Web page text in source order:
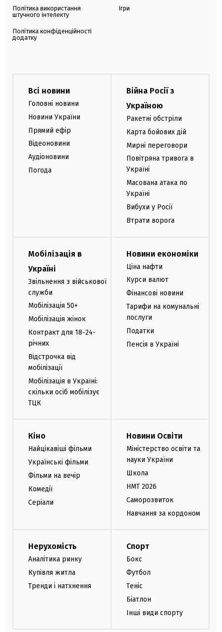
Політика використання
штучного інтелекту
Політика конфіденційності
додатку
Ігри
Всі новини
Головні новини
Новини України
Прямий ефір
Відеоновини
Аудіоновини
Погода
Війна Росії з
Україною
Ракетні обстріли
Карта бойових дій
Мирні переговори
Повітряна тривога в
Україні
Масована атака по
Україні
Вибухи у Росії
Втрати ворога
Мобілізація в
Україні
Звільнення з військової
служби
Мобілізація 50+
Мобілізація жінок
Контракт для 18-24-
річних
Відстрочка від
мобілізації
Мобілізація в Україні:
скільки осіб мобілізує
ТЦК
Новини економіки
Ціна нафти
Курси валют
Фінансові новини
Тарифи на комунальні
послуги
Податки
Пенсія в Україні
Кіно
Найцікавіші фільми
Українські фільми
Фільми на вечір
Комедії
Серіали
Новини Освіти
Міністерство освіти та
науки України
Школа
НМТ 2026
Саморозвиток
Навчання за кордоном
Нерухомість
Аналітика ринку
Купівля житла
Тренди і натхнення
Спорт
Бокс
Футбол
Теніс
Біатлон
Інші види спорту